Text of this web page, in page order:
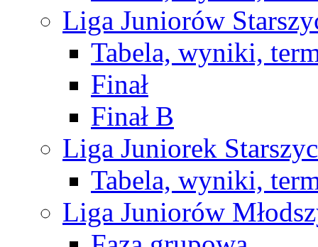
Liga Juniorów
Tabela, wyniki,
Finał
Finał B
Liga Juniorek
Tabela, wyniki,
Liga Juniorów